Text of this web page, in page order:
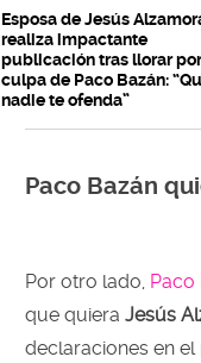
Esposa de Jesús
realiza impactante
publicación tras llorar por
culpa de Paco Bazán:
nadie te ofenda”
Paco Bazán
Por otro lado, Paco
que quiera Jesús
declaraciones en el